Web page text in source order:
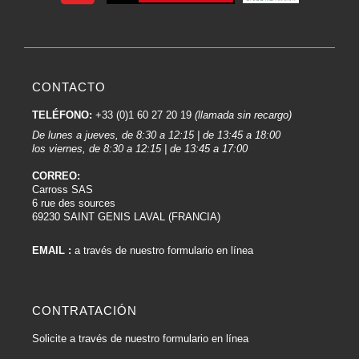
soportes ergonómicos para proporcionar un agarre cómodo y un mejor
control durante el lijado.
Algunos Bloques de lijado están diseñados para ser utilizados con agua, lo
que reduce el polvo durante el lijado y ayuda a conseguir una superficie más
Flexibilidad:
los hace adecuados para superficies curvas.
CONTACTO
TELÉFONO: +33 (0)1 60 27 20 19 (llamada sin recargo)
De lunes a jueves, de 8:30 a 12:15 | de 13:45 a 18:00
los viernes, de 8:30 a 12:15 | de 13:45 a 17:00
CORREO:
Carross SAS
6 rue des sources
69230 SAINT GENIS LAVAL (FRANCIA)
EMAIL : a través de nuestro formulario en línea
CONTRATACIÓN
Solicite a través de nuestro formulario en línea